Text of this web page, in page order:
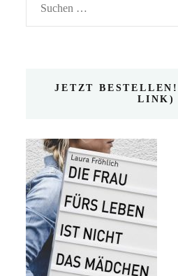
Suchen
nach:
JETZT
LINK)